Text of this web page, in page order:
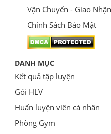
Vận Chuyển - Giao Nhận
Chính Sách Bảo Mật
DANH MỤC
Kết quả tập luyện
Gói HLV
Huấn luyện viên cá nhân
Phòng Gym